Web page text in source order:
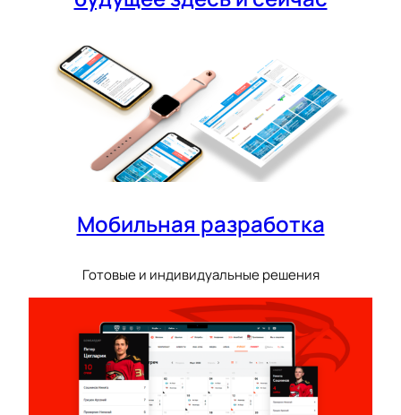
Мобильная разработка
Готовые и индивидуальные решения